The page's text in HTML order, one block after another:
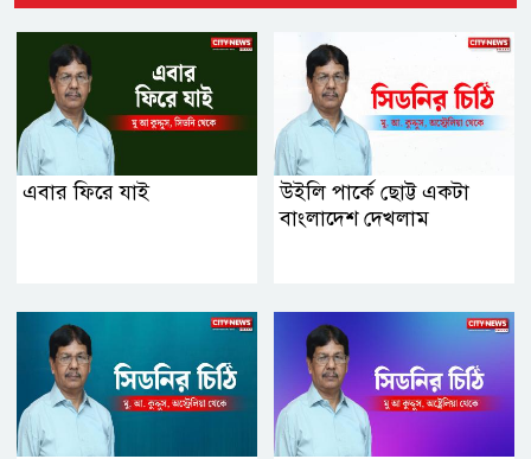
এবার ফিরে যাই
উইলি পার্কে ছোট্ট একটা
বাংলাদেশ দেখলাম